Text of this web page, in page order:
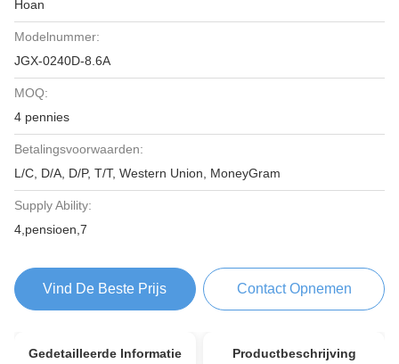
Hoan
Modelnummer:
JGX-0240D-8.6A
MOQ:
4 pennies
Betalingsvoorwaarden:
L/C, D/A, D/P, T/T, Western Union, MoneyGram
Supply Ability:
4,pensioen,7
Vind De Beste Prijs Contact Opnemen
Gedetailleerde Informatie Productbeschrijving